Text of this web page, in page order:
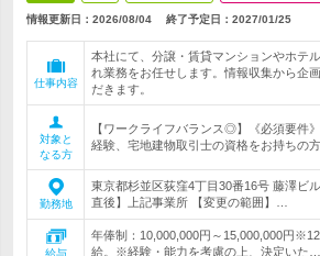
情報更新日：2026/08/04 終了予定日： 2027/01/25
仕事内容
本社にて、分譲・賃貸マンションやホテ
れ業務をお任せします。情報収集から企
だきます。
対象と
なる方
【ワークライフバランス◎】《必須要件
経験、宅地建物取引士の資格をお持ちの方
勤務地
東京都杉並区荻窪4丁目30番16号 藤澤ビ
直後】上記事業所 【変更の範囲】…
給与
年俸制：10,000,000円～15,000,000円
給。※経験・能力を考慮の上、決定いた…